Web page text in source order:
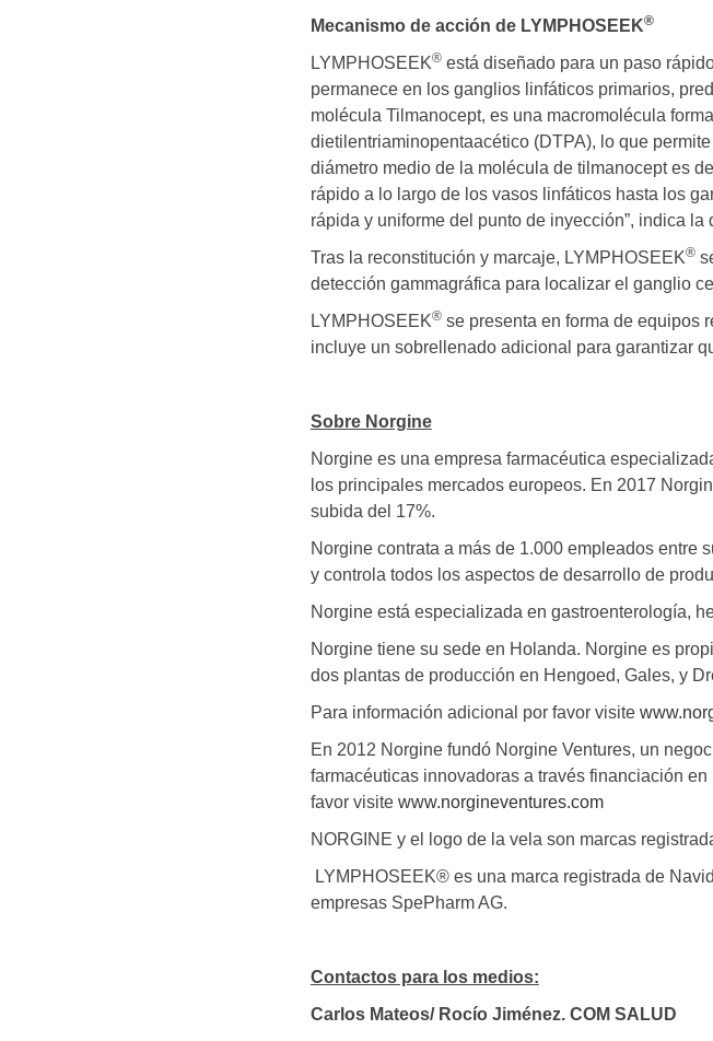
Mecanismo de acción de LYMPHOSEEK®
LYMPHOSEEK®está diseñado para un paso
permanece en los ganglios linfáticos primarios,
molécula Tilmanocept, es una macromolécula
dietilentriaminopentaacético (DTPA), lo que
diámetro medio de la molécula de tilmanocept es
rápido a lo largo de los vasos linfáticos hasta los
rápida y uniforme del punto de inyección”, indica la
Tras la reconstitución y marcaje, LYMPHOSEEK®
detección gammagráfica para localizar el ganglio
LYMPHOSEEK®se presenta en forma de equipos
incluye un sobrellenado adicional para garantizar
Sobre Norgine
Norgine es una empresa farmacéutica
los principales mercados europeos. En 2017
subida del 17%.
Norgine contrata a más de 1.000 empleados entre
y controla todos los aspectos de desarrollo de
Norgine está especializada en gastroenterología,
Norgine tiene su sede en Holanda. Norgine es
dos plantas de producción en Hengoed, Gales, y
Para información adicional por favor visite
En 2012 Norgine fundó Norgine Ventures, un
farmacéuticas innovadoras a través financiación
favor visite www.norgineventures.com
NORGINE y el logo de la vela son marcas
LYMPHOSEEK® es una marca registrada de
empresas SpePharm AG.
Contactos para los medios:
Carlos Mateos/ Rocío Jiménez. COM SALUD